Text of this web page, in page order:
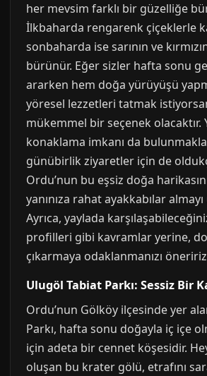
her mevsim farklı bir güzelliğe
İlkbaharda rengarenk çiçeklerle
sonbaharda ise sarının ve
bürünür. Eğer sizler hafta sonu
ararken hem doğa yürüyüşü
yöresel lezzetleri tatmak
mükemmel bir seçenek olacaktır.
konaklama imkanı da
günübirlik ziyaretler için de
Ordu’nun bu eşsiz doğa
yanınıza rahat ayakkabılar
Ayrıca, yaylada
profilleri gibi kavramlar yerine,
çıkarmaya odaklanmanızı
Ulugöl Tabiat Parkı: Sessiz Bir
Ordu’nun Gölköy ilçesinde yer
Parkı, hafta sonu doğayla iç içe
için adeta bir cennet köşesidir.
oluşan bu krater gölü, etrafını